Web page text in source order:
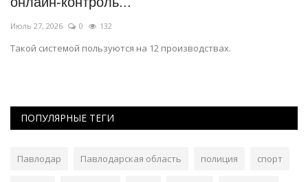
Июль 18, 2026 0
Рафтинг от Павлодарского Дома географии.
ПОПУЛЯРНЫЕ ТЕГИ
Павлодар Павлодарская область полиция спорт